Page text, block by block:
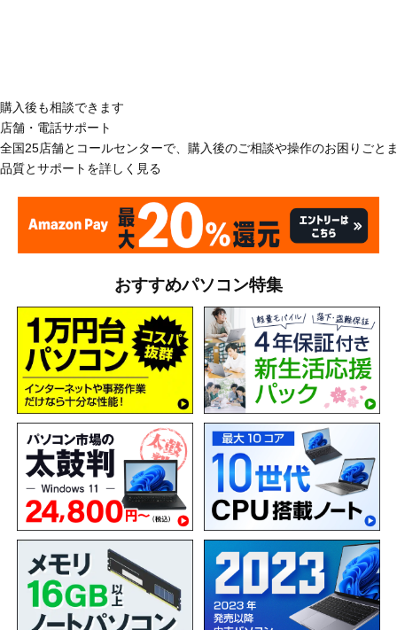
購入後も相談できます
店舗・電話サポート
全国25店舗とコールセンターで、購入後のご相談や操作のお困りごと
品質とサポートを詳しく見る
おすすめパソコン特集